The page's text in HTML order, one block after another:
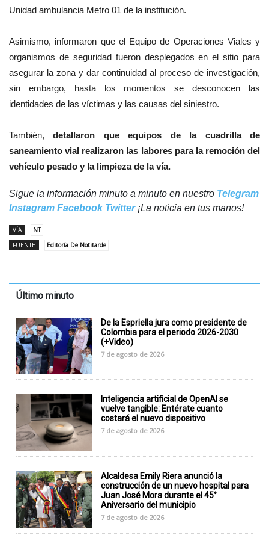
Unidad ambulancia Metro 01 de la institución.
Asimismo, informaron que el Equipo de Operaciones Viales y
organismos de seguridad fueron desplegados en el sitio para
asegurar la zona y dar continuidad al proceso de investigación,
sin embargo, hasta los momentos se desconocen las
identidades de las víctimas y las causas del siniestro.
También,detallaron que equipos de la cuadrilla de
saneamiento vial realizaron las labores para la remoción del
vehículo pesado y la limpieza de la vía.
Sigue la información minuto a minuto en nuestro Telegram
Instagram Facebook Twitter¡La noticia en tus manos!
VÍA
NT
FUENTE
Editoría De Notitarde
Último minuto
De la Espriella jura como presidente de
Colombia para el periodo 2026-2030
(+Video)
7 de agosto de 2026
Inteligencia artificial de OpenAI se
vuelve tangible: Entérate cuanto
costará el nuevo dispositivo
7 de agosto de 2026
Alcaldesa Emily Riera anunció la
construcción de un nuevo hospital para
Juan José Mora durante el 45°
Aniversario del municipio
7 de agosto de 2026